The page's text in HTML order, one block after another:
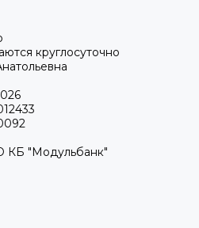
круглосуточно
КБ "Модульбанк"